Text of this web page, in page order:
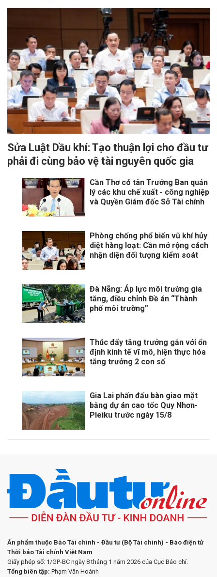
Sửa Luật Dầu khí: Tạo thuận lợi cho đầu tư
phải đi cùng bảo vệ tài nguyên quốc gia
Cần Thơ có tân Trưởng Ban quản
lý các khu chế xuất - công nghiệp
và Quyền Giám đốc Sở Tài chính
Phòng chống phổ biến vũ khí hủy
diệt hàng loạt: Cần mở rộng cách
nhận diện đối tượng kiểm soát
Đà Nẵng: Áp lực môi trường gia
tăng, điều chỉnh Đề án “Thành
phố môi trường”
Thúc đẩy tăng trưởng gắn với ổn
định kinh tế vĩ mô, hiện thực hóa
tăng trưởng 2 con số
Gia Lai phấn đấu bàn giao mặt
bằng dự án cao tốc Quy Nhơn-
Pleiku trước ngày 15/8
Ấn phẩm thuộc Báo Tài chính - Đầu tư (Bộ Tài chính) - Báo điện tử
Thời báo Tài chính Việt Nam
Giấy phép số: 1/GP-BC ngày 8 tháng 1 năm 2026 của Cục Báo chí.
Tổng biên tập: Phạm Văn Hoành